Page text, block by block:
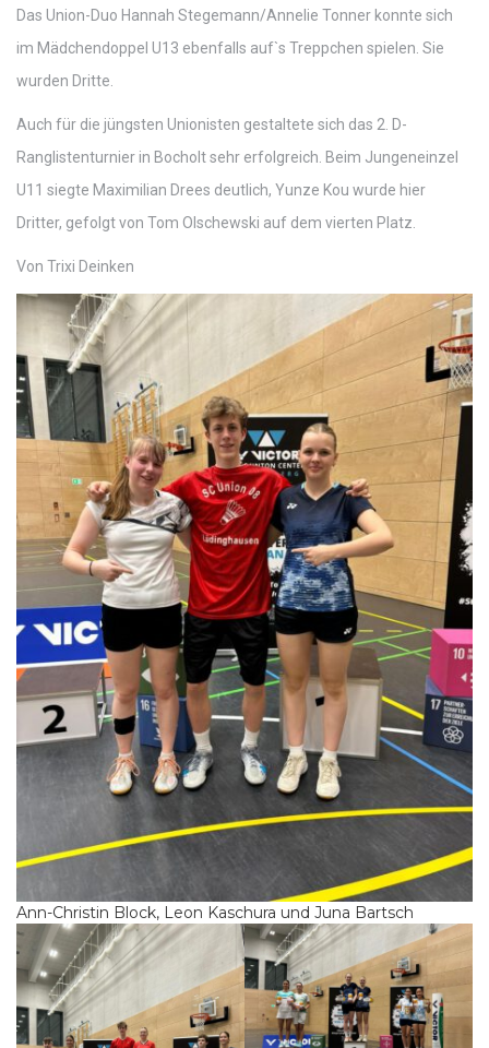
Das Union-Duo Hannah Stegemann/Annelie Tonner konnte sich
im Mädchendoppel U13 ebenfalls auf`s Treppchen spielen. Sie
wurden Dritte.
Auch für die jüngsten Unionisten gestaltete sich das 2. D-
Ranglistenturnier in Bocholt sehr erfolgreich. Beim Jungeneinzel
U11 siegte Maximilian Drees deutlich, Yunze Kou wurde hier
Dritter, gefolgt von Tom Olschewski auf dem vierten Platz.
Von Trixi Deinken
Ann-Christin Block, Leon Kaschura und Juna Bartsch